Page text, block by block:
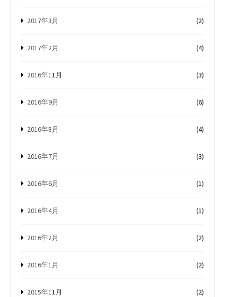
2017年3月 (2)
2017年2月 (4)
2016年11月 (3)
2016年9月 (6)
2016年8月 (4)
2016年7月 (3)
2016年6月 (1)
2016年4月 (1)
2016年2月 (2)
2016年1月 (2)
2015年11月 (2)